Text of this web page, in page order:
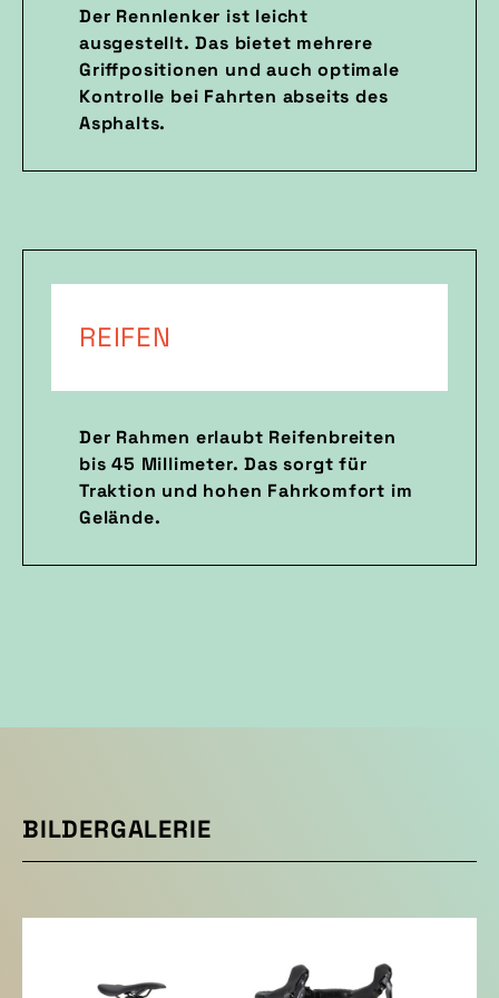
Der Rennlenker ist leicht
ausgestellt. Das bietet mehrere
Griffpositionen und auch optimale
Kontrolle bei Fahrten abseits des
Asphalts.
REIFEN
Der Rahmen erlaubt Reifenbreiten
bis 45 Millimeter. Das sorgt für
Traktion und hohen Fahrkomfort im
Gelände.
BILDERGALERIE